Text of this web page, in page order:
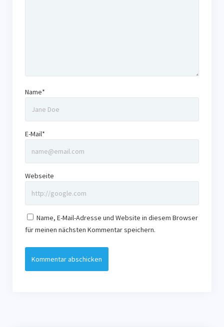
Name*
E-Mail*
Webseite
Name, E-Mail-Adresse und Website in diesem Browser
für meinen nächsten Kommentar speichern.